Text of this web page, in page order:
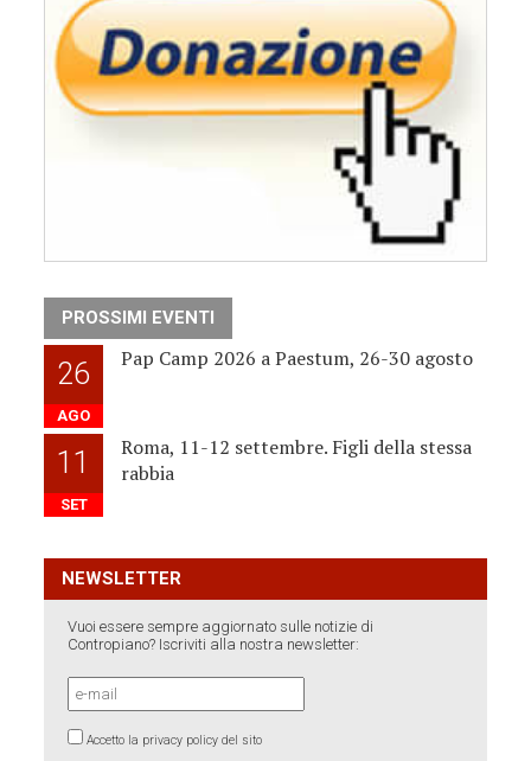
PROSSIMI EVENTI
26
AGO
Pap Camp 2026 a Paestum, 26-30 agosto
11
SET
Roma, 11-12 settembre. Figli della stessa
rabbia
NEWSLETTER
Vuoi essere sempre aggiornato sulle notizie di
Contropiano? Iscriviti alla nostra newsletter:
Accetto la privacy policy del sito